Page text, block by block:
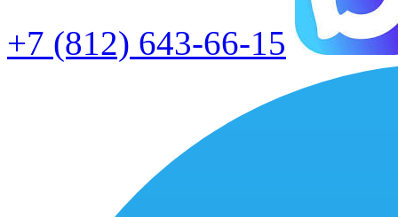
+7 (812) 643-66-15